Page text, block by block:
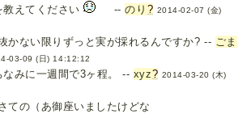
教えてください --のり ? 2014-02-07 (金)
かない限りずっと実が採れるんですか? -- ごま
03-09 (日) 14:12:12
なみに一週間で3ヶ程。 -- xyz? 2014-03-20 (木)
ての（あ御座いましたけどな